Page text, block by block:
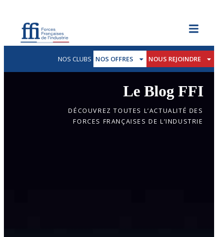
NOS CLUBS NOS OFFRES NOUS REJOINDRE
Le Blog FFI
DÉCOUVREZ TOUTES L’ACTUALITÉ DES
FORCES FRANÇAISES DE L’INDUSTRIE